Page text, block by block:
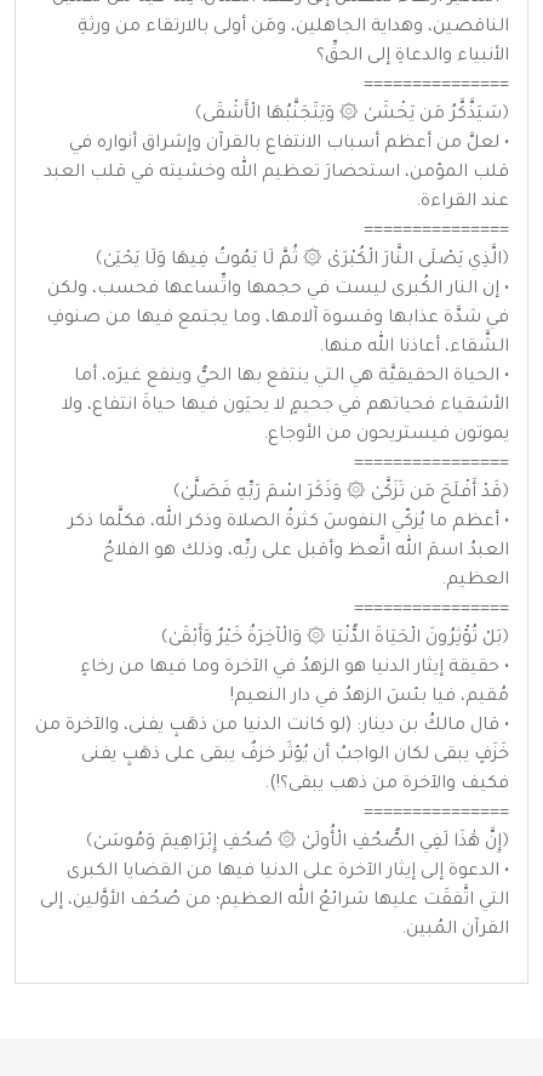
الناقصين، وهداية الجاهلين، ومَن أولى بالارتقاء من ورثةِ
الأنبياء والدعاةِ إلى الحقِّ؟
===============
﴿سَيَذَّكَّرُ مَن يَخْشَىٰ ۞ وَيَتَجَنَّبُهَا الْأَشْقَى﴾
• لعلَّ من أعظم أسباب الانتفاع بالقرآن وإشراق أنواره في
قلب المؤمن، استحضارَ تعظيم الله وخشيته في قلب العبد
عند القراءة.
===============
﴿الَّذِي يَصْلَى النَّارَ الْكُبْرَىٰ ۞ ثُمَّ لَا يَمُوتُ فِيهَا وَلَا يَحْيَىٰ﴾
• إن النار الكُبرى ليست في حجمها واتِّساعها فحسب، ولكن
في شدَّة عذابها وقسوة آلامها، وما يجتمع فيها من صنوفِ
الشَّقاء، أعاذنا الله منها.
• الحياة الحقيقيَّة هي التي ينتفع بها الحيُّ وينفع غيرَه، أما
الأشقياء فحياتهم في جحيمٍ لا يحيَون فيها حياةَ انتفاع، ولا
يموتون فيستريحون من الأوجاع.
================
﴿قَدْ أَفْلَحَ مَن تَزَكَّىٰ ۞ وَذَكَرَ اسْمَ رَبِّهِ فَصَلَّىٰ﴾
• أعظم ما يُزكّي النفوسَ كثرةُ الصلاة وذكر الله، فكلَّما ذكر
العبدُ اسمَ الله اتَّعظ وأقبل على ربِّه، وذلك هو الفلاحُ
العظيم.
================
﴿بَلْ تُؤْثِرُونَ الْحَيَاةَ الدُّنْيَا ۞ وَالْآخِرَةُ خَيْرٌ وَأَبْقَىٰ﴾
• حقيقة إيثار الدنيا هو الزهدُ في الآخرة وما فيها من رخاءٍ
مُقيم، فيا بئسَ الزهدُ في دار النعيم!
• قال مالكُ بن دينار: (لو كانت الدنيا من ذهَبٍ يفنى، والآخرة من
خَزَفٍ يبقى لكان الواجبُ أن يُؤثَر خزفٌ يبقى على ذهَبٍ يفنى
فكيف والآخرة من ذهب يبقى؟!).
===============
﴿إِنَّ هَٰذَا لَفِي الصُّحُفِ الْأُولَىٰ ۞ صُحُفِ إِبْرَاهِيمَ وَمُوسَىٰ﴾
• الدعوة إلى إيثار الآخرة على الدنيا فيها من القضايا الكبرى
التي اتَّفقَت عليها شرائعُ الله العظيم؛ من صُحُف الأوَّلين، إلى
القرآن المُبين.